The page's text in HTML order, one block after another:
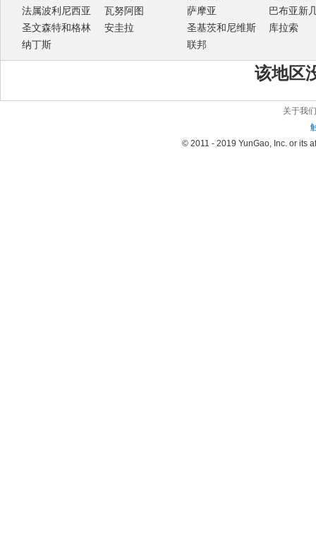
法属波利尼西亚
瓦努阿图 萨摩亚
巴布亚新
圣文森特和格林
纳丁斯
安圭拉
圣基茨和尼维斯
联邦
库拉索
该地区
关于我们
© 2011 - 2019 YunGao, Inc. or its